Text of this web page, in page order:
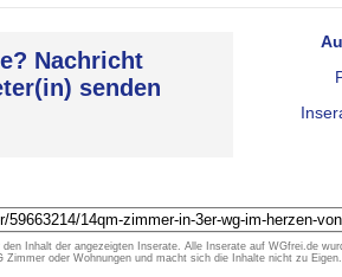
Nachricht
senden
Inhalt der angezeigten Inserate. Alle Inserate auf WGfrei.de
oder Wohnungen und macht sich die Inhalte nicht zu